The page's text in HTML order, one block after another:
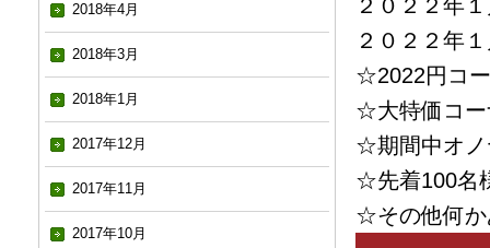
2018年4月
2018年3月
2018年1月
2017年12月
2017年11月
2017年10月
２０２２年
２０２２年
☆2022円コ
☆大特価コー
☆期間中オノ
☆先着100名
☆その他何か